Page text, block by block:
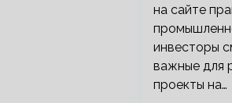
на сайте
инвесторы
важные для
проекты на…